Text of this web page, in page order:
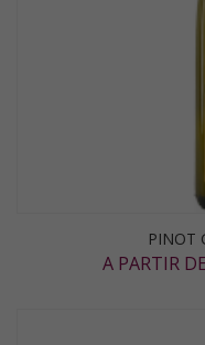
PINOT
A PARTIR DE